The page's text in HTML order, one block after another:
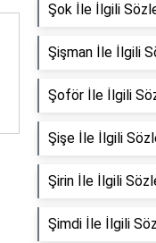
Şok İle İlgili
Şişman İle İlgili
Şoför İle İlgili
Şişe İle İlgili
Şirin İle İlgili
Şimdi İle İlgili